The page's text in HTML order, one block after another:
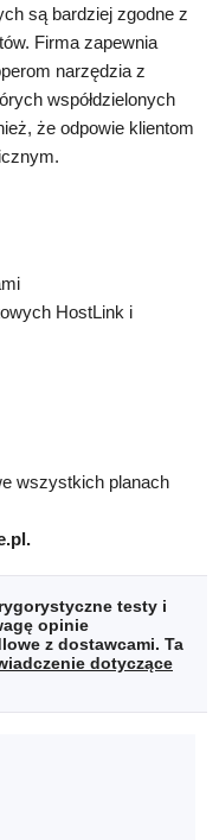
są bardziej zgodne z
Firma zapewnia
narzędzia z
współdzielonych
że odpowie klientom
HostLink i
wszystkich planach
testy i
opinie
z dostawcami. Ta
dotyczące